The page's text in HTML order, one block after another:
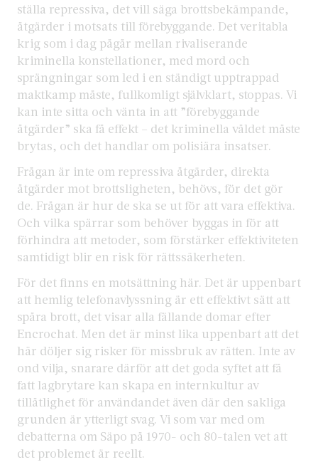
ställa repressiva, det vill säga brottsbekämpande,
åtgärder i motsats till förebyggande. Det veritabla
krig som i dag pågår mellan rivaliserande
kriminella konstellationer, med mord och
sprängningar som led i en ständigt upptrappad
maktkamp måste, fullkomligt självklart, stoppas. Vi
kan inte sitta och vänta in att ”förebyggande
åtgärder” ska få effekt – det kriminella våldet måste
brytas, och det handlar om polisiära insatser.
Frågan är inte om repressiva åtgärder, direkta
åtgärder mot brottsligheten, behövs, för det gör
de. Frågan är hur de ska se ut för att vara effektiva.
Och vilka spärrar som behöver byggas in för att
förhindra att metoder, som förstärker effektiviteten
samtidigt blir en risk för rättssäkerheten.
För det finns en motsättning här. Det är uppenbart
att hemlig telefonavlyssning är ett effektivt sätt att
spåra brott, det visar alla fällande domar efter
Encrochat. Men det är minst lika uppenbart att det
här döljer sig risker för missbruk av rätten. Inte av
ond vilja, snarare därför att det goda syftet att få
fatt lagbrytare kan skapa en internkultur av
tillåtlighet för användandet även där den sakliga
grunden är ytterligt svag. Vi som var med om
debatterna om Säpo på 1970- och 80-talen vet att
det problemet är reellt.